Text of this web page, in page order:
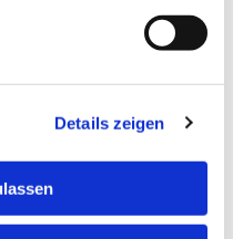
Details zeigen